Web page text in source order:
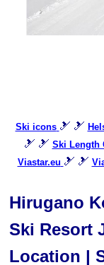
Ski icons 🎿 🎿
🎿 🎿 Ski Length
Viastar.eu 🎿 🎿
Hirugano
Ski Resort
Location |